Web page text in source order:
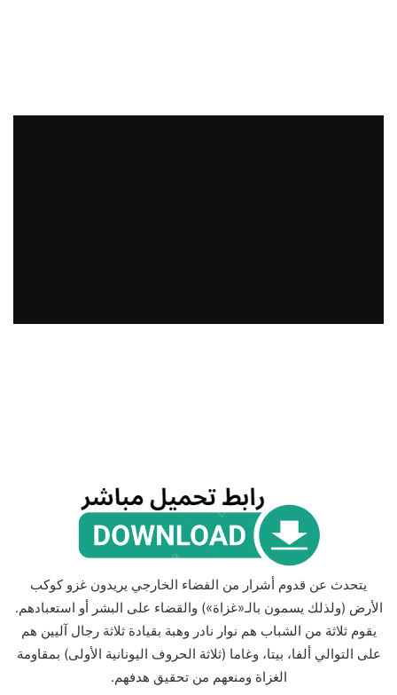
يتحدث عن قدوم أشرار من الفضاء الخارجي يريدون غزو كوكب
الأرض (ولذلك يسمون بالـ«غزاة») والقضاء على البشر أو استعبادهم.
يقوم ثلاثة من الشباب هم نوار نادر وهبة بقيادة ثلاثة رجال آليين هم
على التوالي ألفا، بيتا، وغاما (ثلاثة الحروف اليونانية الأولى) بمقاومة
الغزاة ومنعهم من تحقيق هدفهم.